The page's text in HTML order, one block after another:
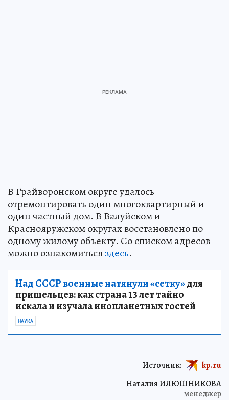
В Грайворонском округе удалось
отремонтировать один многоквартирный и
один частный дом. В Валуйском и
Краснояружском округах восстановлено по
одному жилому объекту. Со списком адресов
можно ознакомитьсяздесь.
Над СССР военные натянули «сетку»для
пришельцев: как страна 13 лет тайно
искала и изучала инопланетных гостей
НАУКА
Наталия ИЛЮШНИКОВА
менеджер
Источник: kp.ru